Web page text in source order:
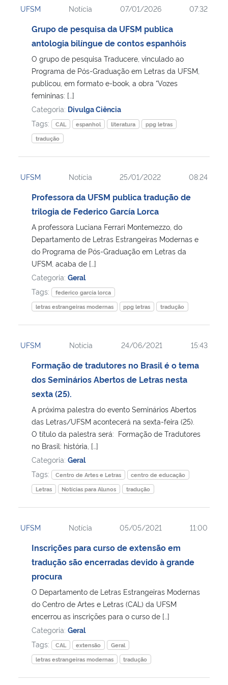
Ministério da Cidadania
Ministério da Saúde
Ministério de Minas e Energia
Ministério da Ciência, Tecnologia, Inovações e Comunicações
Ministério do Meio Ambiente
Ministério do Turismo
Controladoria-Geral da União
Ministério da Mulher, da Família e dos Direitos Humanos
Secretaria-Geral
Secretaria de Governo
Gabinete de Segurança Institucional
UFSM Notícia 07/01/2026 07:32
Grupo de pesquisa da UFSM publica
antologia bilíngue de contos espanhóis
O grupo de pesquisa Traducere, vinculado ao
Programa de Pós-Graduação em Letras da UFSM,
publicou, em formato e-book, a obra “Vozes
femininas: […]
Categoria: Divulga Ciência
Tags:
CAL espanhol literatura
ppg letras
tradução
UFSM Notícia 25/01/2022 08:24
Professora da UFSM publica tradução de
trilogia de Federico García Lorca
A professora Luciana Ferrari Montemezzo, do
Departamento de Letras Estrangeiras Modernas e
do Programa de Pós-Graduação em Letras da
UFSM, acaba de […]
Categoria: Geral
Tags:
federico garcía lorca
letras estrangeiras modernas
ppg letras tradução
UFSM Notícia 24/06/2021 15:43
Formação de tradutores no Brasil é o tema
dos Seminários Abertos de Letras nesta
sexta (25).
A próxima palestra do evento Seminários Abertos
das Letras/UFSM acontecerá na sexta-feira (25).
O título da palestra será: Formação de Tradutores
no Brasil: história, […]
Categoria: Geral
Tags:
Centro de Artes e Letras
centro de educação
Letras
Notícias para Alunos tradução
UFSM Notícia 05/05/2021 11:00
Inscrições para curso de extensão em
tradução são encerradas devido à grande
procura
O Departamento de Letras Estrangeiras Modernas
do Centro de Artes e Letras (CAL) da UFSM
encerrou as inscrições para o curso de […]
Categoria: Geral
Tags:
CAL extensão
Geral
letras estrangeiras modernas
tradução